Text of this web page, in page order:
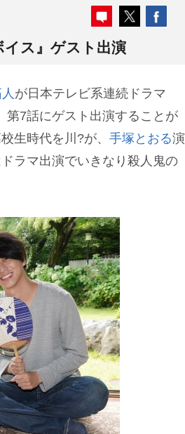
イス』ゲスト出演
が日本テレビ系連続ドラマ
第7話にゲスト出演することが
生時代を川?が、 手塚とおる演
ラマ出演でいきなり殺人鬼の